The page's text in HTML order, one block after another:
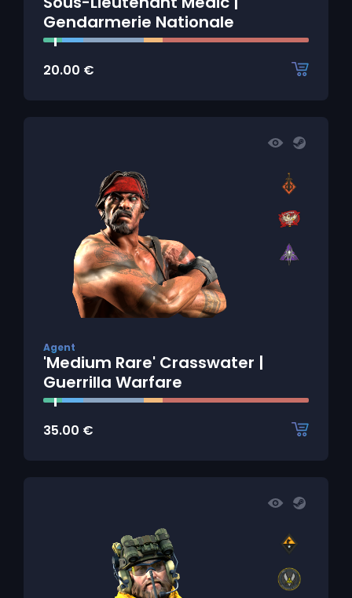
Gendarmerie Nationale
20.00 €
Agent
'Medium Rare' Crasswater |
Guerrilla Warfare
35.00 €